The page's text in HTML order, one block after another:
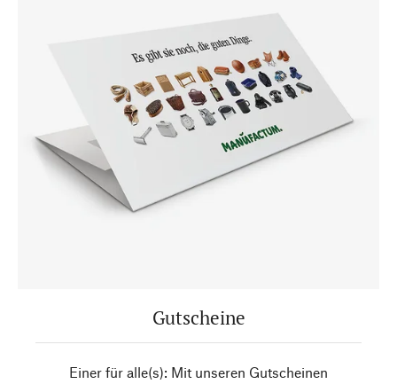
Gutscheine
Einer für alle(s): Mit unseren Gutscheinen